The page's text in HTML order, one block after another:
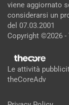
viene aggiornato
considerarsi un
del 07.03.2001
Copyright ©2026
Le attività
theCoreAdv